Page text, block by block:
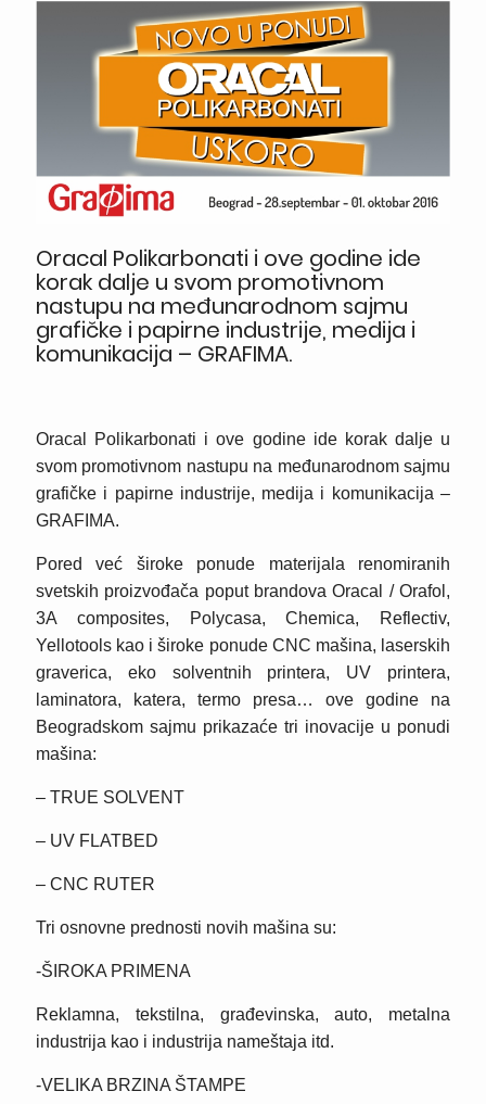
Oracal Polikarbonati i ove godine ide
korak dalje u svom promotivnom
nastupu na međunarodnom sajmu
grafičke i papirne industrije, medija i
komunikacija – GRAFIMA.
Oracal Polikarbonati i ove godine ide korak dalje u
svom promotivnom nastupu na međunarodnom sajmu
grafičke i papirne industrije, medija i komunikacija –
GRAFIMA.
Pored već široke ponude materijala renomiranih
svetskih proizvođača poput brandova Oracal / Orafol,
3A composites, Polycasa, Chemica, Reflectiv,
Yellotools kao i široke ponude CNC mašina, laserskih
graverica, eko solventnih printera, UV printera,
laminatora, katera, termo presa… ove godine na
Beogradskom sajmu prikazaće tri inovacije u ponudi
mašina:
– TRUE SOLVENT
– UV FLATBED
– CNC RUTER
Tri osnovne prednosti novih mašina su:
-ŠIROKA PRIMENA
Reklamna, tekstilna, građevinska, auto, metalna
industrija kao i industrija nameštaja itd.
-VELIKA BRZINA ŠTAMPE